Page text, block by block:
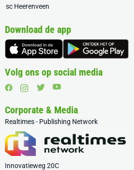
sc Heerenveen
Download de app
Volg ons op social media
Corporate & Media
Realtimes - Publishing Network
Innovatieweg 20C